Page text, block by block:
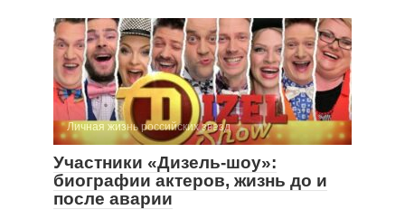
Личная жизнь российских звезд
Участники «Дизель-шоу»:
биографии актеров, жизнь до и
после аварии